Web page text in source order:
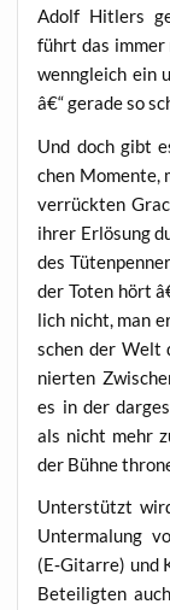
Adolf Hit­lers
führt das immer
wenn­gleich ein
â€“ gera­de so
Und doch gibt
chen Momen­te,
ver­rück­ten
ihrer Erlö­sung
des
der Toten hört
lich nicht, man
schen der Welt
nier­ten
es in der
als nicht mehr
der Büh­ne
Unter­stützt
Unter­ma­lung
(E‑Gitarre) und
Betei­lig­ten